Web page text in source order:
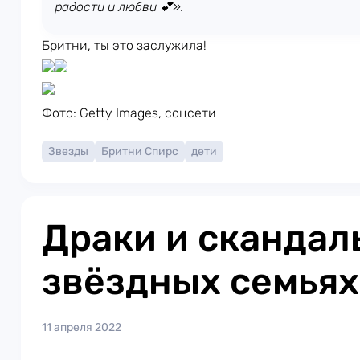
радости и любви 💕».
Бритни, ты это заслужила!
Фото: Getty Images, соцсети
Звезды Бритни Спирс дети
Драки и
звёздных семьях
11 апреля 2022